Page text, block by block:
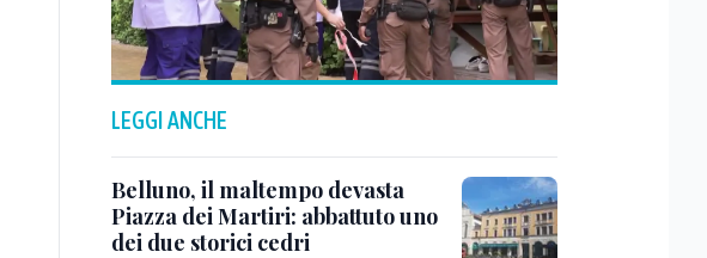
LEGGI ANCHE
Belluno, il maltempo devasta
Piazza dei Martiri: abbattuto uno
dei due storici cedri